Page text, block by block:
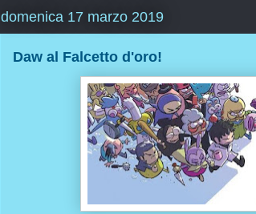
domenica 17 marzo 2019
Daw al Falcetto d'oro!